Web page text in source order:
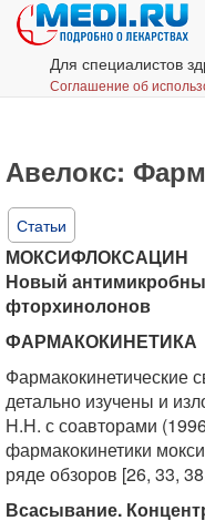
Для специалистов
Соглашение об
Авелокс:
Статьи
МОКСИФЛОКСАЦИН
Новый
фторхинолонов
ФАРМАКОКИНЕТИКА
Фармакокинетические
детально изучены и
H.H. с соавторами
фармакокинетики
ряде обзоров [26, 33,
Всасывание.